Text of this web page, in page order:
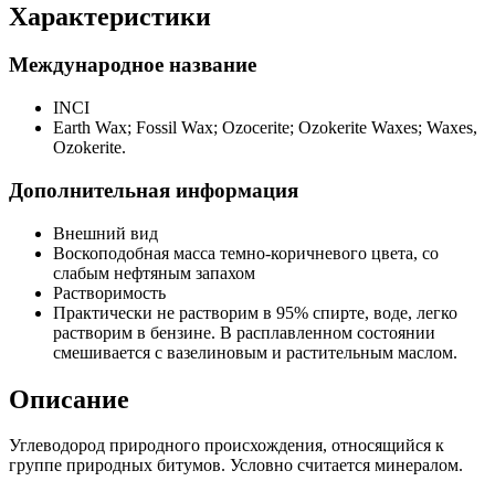
Характеристики
Международное название
INCI
Earth Wax; Fossil Wax; Ozocerite; Ozokerite Waxes; Waxes,
Ozokerite.
Дополнительная информация
Внешний вид
Воскоподобная масса темно-коричневого цвета, со
слабым нефтяным запахом
Растворимость
Практически не растворим в 95% спирте, воде, легко
растворим в бензине. В расплавленном состоянии
смешивается с вазелиновым и растительным маслом.
Описание
Углеводород природного происхождения, относящийся к
группе природных битумов. Условно считается минералом.